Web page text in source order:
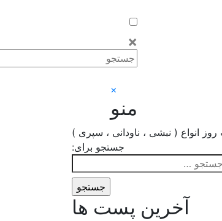
×
×
منو
انواع ( نبشی ، ناودانی ، سپری )
جستجو برای:
آخرین پست ها